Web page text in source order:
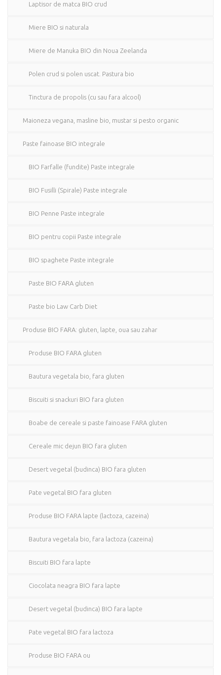
Laptisor de matca BIO crud
Miere BIO si naturala
Miere de Manuka BIO din Noua Zeelanda
Polen crud si polen uscat. Pastura bio
Tinctura de propolis (cu sau fara alcool)
Maioneza vegana, masline bio, mustar si pesto organic
Paste fainoase BIO integrale
BIO Farfalle (fundite) Paste integrale
BIO Fusilli (Spirale) Paste integrale
BIO Penne Paste integrale
BIO pentru copii Paste integrale
BIO spaghete Paste integrale
Paste BIO FARA gluten
Paste bio Law Carb Diet
Produse BIO FARA: gluten, lapte, oua sau zahar
Produse BIO FARA gluten
Bautura vegetala bio, fara gluten
Biscuiti si snackuri BIO fara gluten
Boabe de cereale si paste fainoase FARA gluten
Cereale mic dejun BIO fara gluten
Desert vegetal (budinca) BIO fara gluten
Pate vegetal BIO fara gluten
Produse BIO FARA lapte (lactoza, cazeina)
Bautura vegetala bio, fara lactoza (cazeina)
Biscuiti BIO fara lapte
Ciocolata neagra BIO fara lapte
Desert vegetal (budinca) BIO fara lapte
Pate vegetal BIO fara lactoza
Produse BIO FARA ou